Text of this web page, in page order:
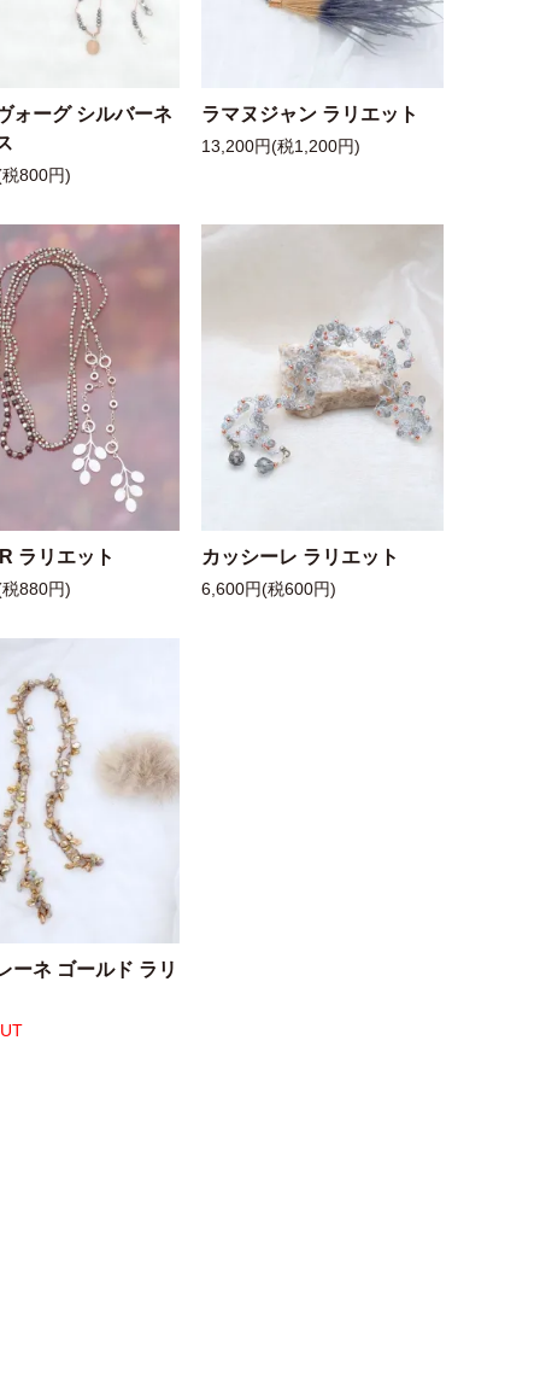
ォーグ シルバーネ
800円)
ラマヌジャン ラリエット
13,200円(税1,200円)
ラリエット
880円)
カッシーレ ラリエット
6,600円(税600円)
ーネ ゴールド ラリ